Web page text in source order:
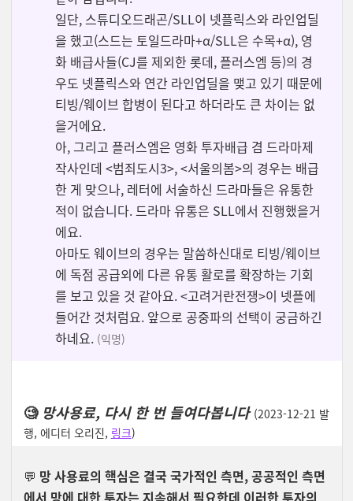
일단, 스튜디오드래곤/SLL이 넷플릭스와 라인업딜
을 했고(스드는 토일드라마+α/SLL은 수목+α), 영
화 배급사들(CJ를 제외한 롯데, 플러스엠 등)의 경
우도 넷플릭스와 연간 라인업딜을 맺고 있기 때문에
티빙/웨이브 합병이 된다고 하더라도 큰 차이는 없
을거에요.
아, 그리고 플러스엠은 영화 투자배급 겸 드라마제
작사인데 <범죄도시3>, <서울의봄>의 경우는 배급
한 게 맞으나, 레터에 서술하신 드라마들은 유통한
적이 없습니다. 드라마 유통은 SLL에서 진행했을거
에요.
아마도 웨이브의 경우는 말씀하신대로 티빙/웨이브
에 독점 공급외에 다른 유통 활로를 확장하는 기회
를 보고 있을 것 같아요. <고려거란전쟁>이 넷플에
들어간 것처럼요. 앞으로 공중파의 선택이 궁금하긴
하네요. (익명)
🧐망사용료, 다시 한 번 들여다봅니다 (2023-12-21 발
행, 에디터 오리진, 링크)
💬 망 사용료의 핵심은 결국 국가적인 측면, 공공적인 측면
에서 망에 대한 투자는 지속해서 필요한데 이러한 투자의